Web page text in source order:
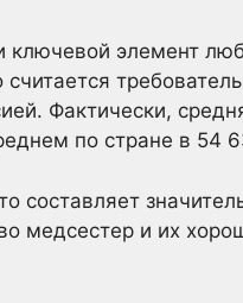
ключевой элемент
Фактически,
по стране в 54
составляет
медсестер и их